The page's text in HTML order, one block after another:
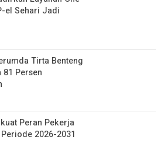
el Sehari Jadi
Tirta Benteng
81 Persen
Peran Pekerja
2026-2031